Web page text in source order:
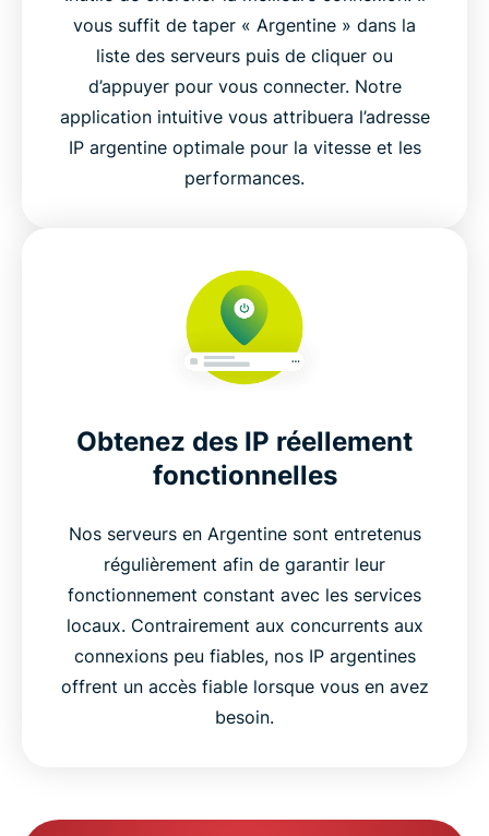
vous suffit de taper « Argentine » dans la
liste des serveurs puis de cliquer ou
d’appuyer pour vous connecter. Notre
application intuitive vous attribuera l’adresse
IP argentine optimale pour la vitesse et les
performances.
Obtenez des IP réellement
fonctionnelles
Nos serveurs en Argentine sont entretenus
régulièrement afin de garantir leur
fonctionnement constant avec les services
locaux. Contrairement aux concurrents aux
connexions peu fiables, nos IP argentines
offrent un accès fiable lorsque vous en avez
besoin.